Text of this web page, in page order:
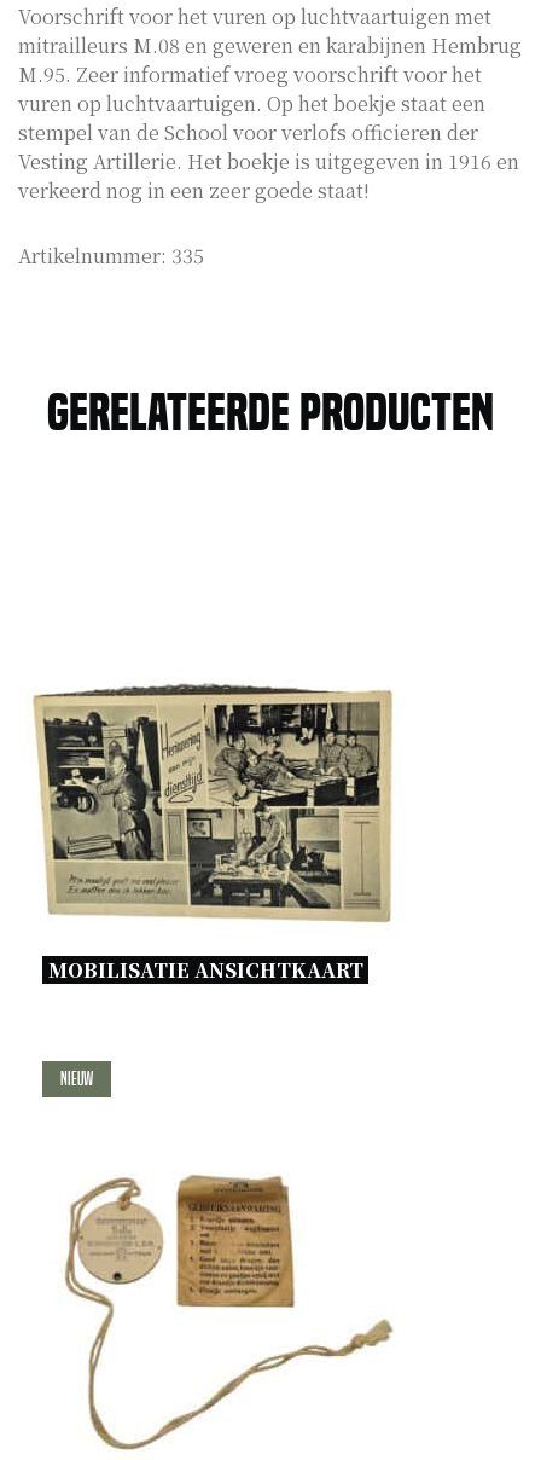
Voorschrift voor het vuren op luchtvaartuigen met
mitrailleurs M.08 en geweren en karabijnen Hembrug
M.95. Zeer informatief vroeg voorschrift voor het
vuren op luchtvaartuigen. Op het boekje staat een
stempel van de School voor verlofs officieren der
Vesting Artillerie. Het boekje is uitgegeven in 1916 en
verkeerd nog in een zeer goede staat!
Artikelnummer: 335
Gerelateerde producten
MOBILISATIE ANSICHTKAART
Nieuw